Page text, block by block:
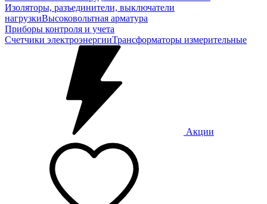
Изоляторы, разъединители, выключатели
нагрузкиВысоковольтная арматура
Приборы контроля и учета
Счетчики электроэнергииТрансформаторы измерительные
Акции